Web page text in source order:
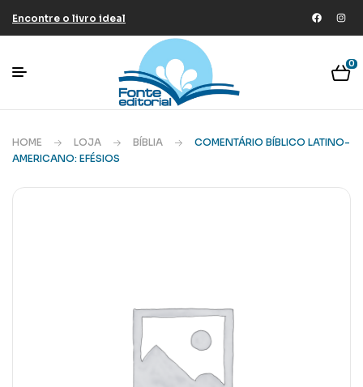
Encontre o livro ideal
0
HOME LOJA BÍBLIA
COMENTÁRIO BÍBLICO LATINO-
AMERICANO: EFÉSIOS